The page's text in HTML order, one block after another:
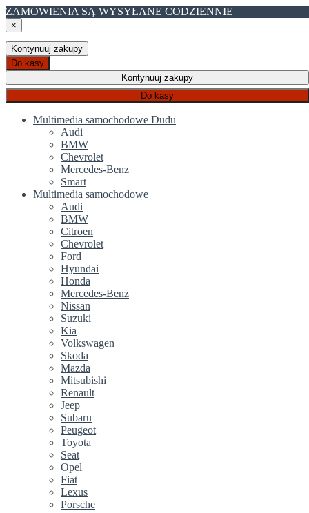
ZAMÓWIENIA SĄ WYSYŁANE CODZIENNIE
×
Kontynuuj zakupy
Do kasy
Kontynuuj zakupy
Do kasy
Multimedia samochodowe Dudu
Audi
BMW
Chevrolet
Mercedes-Benz
Smart
Multimedia samochodowe
Audi
BMW
Citroen
Chevrolet
Ford
Hyundai
Honda
Mercedes-Benz
Nissan
Suzuki
Kia
Volkswagen
Skoda
Mazda
Mitsubishi
Renault
Jeep
Subaru
Peugeot
Toyota
Seat
Opel
Fiat
Lexus
Porsche